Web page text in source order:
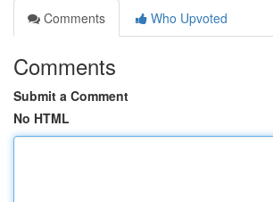
Comments
Who Upvoted
Comments
Submit a Comment
No HTML